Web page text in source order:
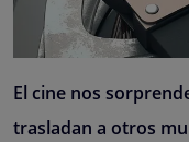
El cine nos
trasladan a otros